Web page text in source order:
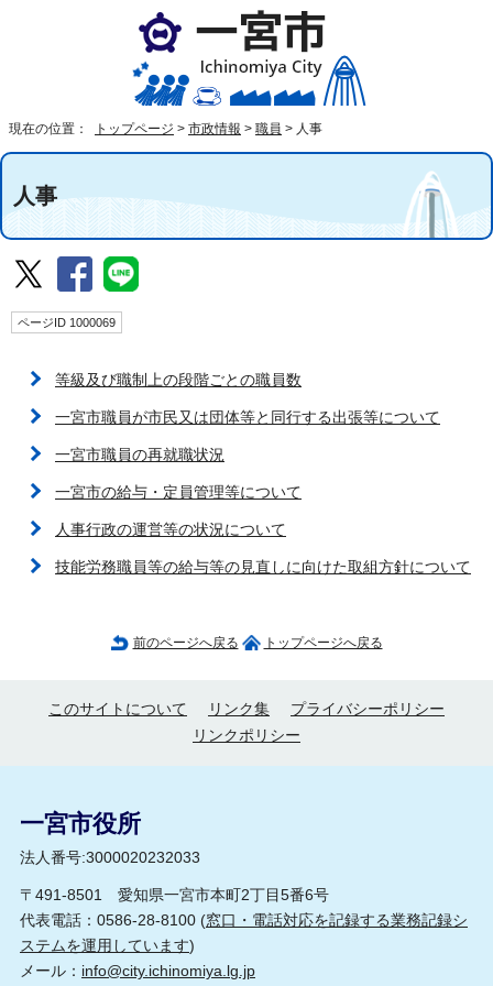
現在の位置： トップページ > 市政情報 > 職員 > 人事
人事
ページID 1000069
等級及び職制上の段階ごとの職員数
一宮市職員が市民又は団体等と同行する出張等について
一宮市職員の再就職状況
一宮市の給与・定員管理等について
人事行政の運営等の状況について
技能労務職員等の給与等の見直しに向けた取組方針について
前のページへ戻る トップページへ戻る
このサイトについて リンク集
プライバシーポリシー
リンクポリシー
一宮市役所
法人番号:3000020232033
〒491-8501 愛知県一宮市本町2丁目5番6号
代表電話：0586-28-8100 (窓口・電話対応を記録する業務記録シ
ステムを運用しています)
メール： info@city.ichinomiya.lg.jp